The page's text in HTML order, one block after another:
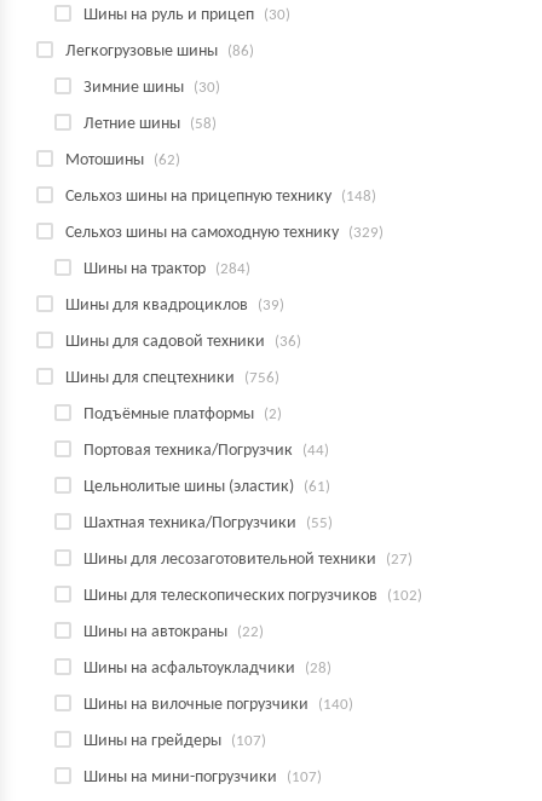
Шины на руль и прицеп (30)
Легкогрузовые шины (86)
Зимние шины (30)
Летние шины (58)
Мотошины (62)
Сельхоз шины на прицепную технику (148)
Сельхоз шины на самоходную технику (329)
Шины на трактор (284)
Шины для квадроциклов (39)
Шины для садовой техники (36)
Шины для спецтехники (756)
Подъёмные платформы (2)
Портовая техника/Погрузчик (44)
Цельнолитые шины (эластик) (61)
Шахтная техника/Погрузчики (55)
Шины для лесозаготовительной техники (27)
Шины для телескопических погрузчиков (102)
Шины на автокраны (22)
Шины на асфальтоукладчики (28)
Шины на вилочные погрузчики (140)
Шины на грейдеры (107)
Шины на мини-погрузчики (107)